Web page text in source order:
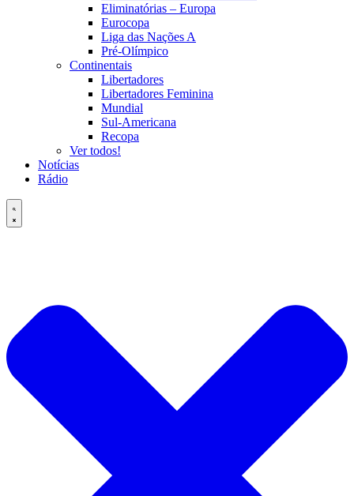
Eliminatórias – Europa
Eurocopa
Liga das Nações A
Pré-Olímpico
Continentais
Libertadores
Libertadores Feminina
Mundial
Sul-Americana
Recopa
Ver todos!
Notícias
Rádio